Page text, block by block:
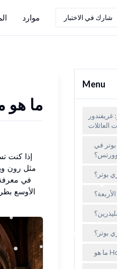
موارد شارك في الاختبار
ما هو
إذا كنت
مثل رون
Menu
غريفندور
العائلات
في
بوتر؟
بوتر؟